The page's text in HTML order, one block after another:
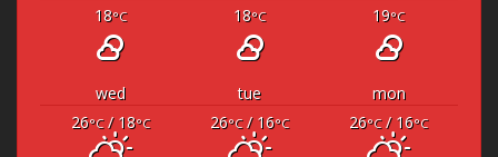
19°C
18°C
18°C
mon
tue
wed
26°C/ 16°C
26°C/ 16°C
26°C/ 18°C